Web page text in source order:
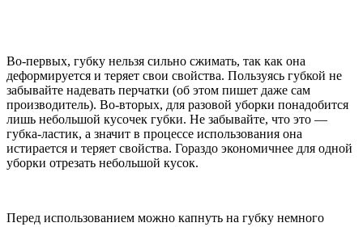
Во-первых, губку нельзя сильно сжимать, так как она
деформируется и теряет свои свойства. Пользуясь губкой не
забывайте надевать перчатки (об этом пишет даже сам
производитель). Во-вторых, для разовой уборки понадобится
лишь небольшой кусочек губки. Не забывайте, что это —
губка-ластик, а значит в процессе использования она
истирается и теряет свойства. Гораздо экономичнее для одной
уборки отрезать небольшой кусок.
Перед использованием можно капнуть на губку немного